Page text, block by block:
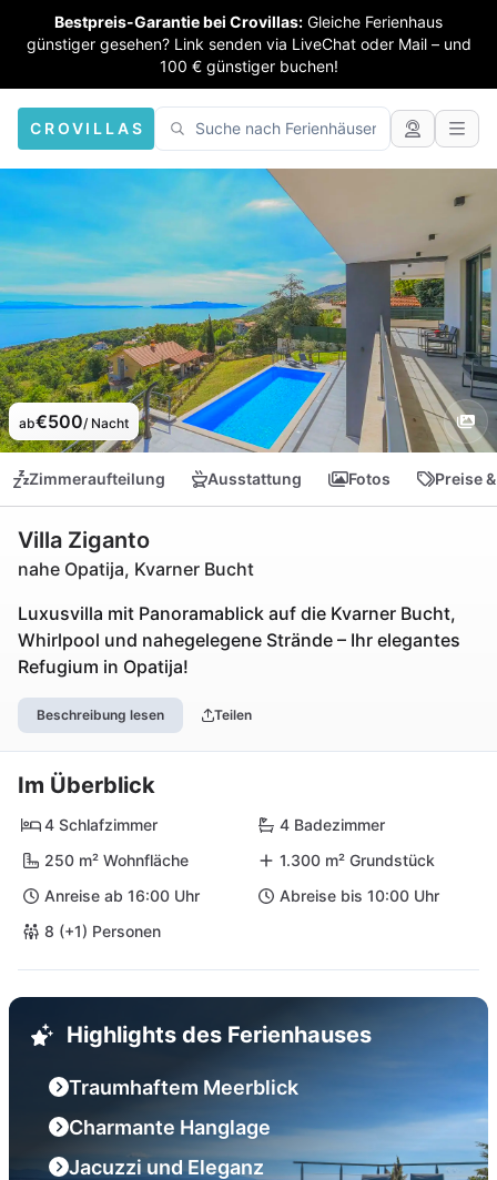
Bestpreis-Garantie bei Crovillas: Gleiche Ferienhaus
günstiger gesehen? Link senden via LiveChat oder Mail – und
100 € günstiger buchen!
CROVILLAS
ab€500/ Nacht
Zimmeraufteilung Ausstattung Fotos Preise
Villa Ziganto
nahe Opatija, Kvarner Bucht
Luxusvilla mit Panoramablick auf die Kvarner Bucht,
Whirlpool und nahegelegene Strände – Ihr elegantes
Refugium in Opatija!
Beschreibung lesen Teilen
Im Überblick
4 Schlafzimmer
4 Badezimmer
250 m² Wohnfläche
1.300 m² Grundstück
Anreise ab 16:00 Uhr
Abreise bis 10:00 Uhr
8 (+1) Personen
Highlights des Ferienhauses
Traumhaftem Meerblick
Charmante Hanglage
Jacuzzi und Eleganz